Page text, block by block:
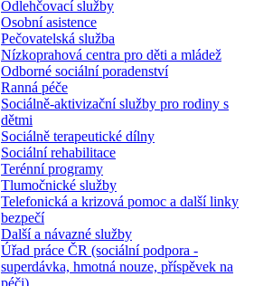
Odlehčovací služby
Osobní asistence
Pečovatelská služba
Nízkoprahová centra pro děti a mládež
Odborné sociální poradenství
Ranná péče
Sociálně-aktivizační služby pro rodiny s
dětmi
Sociálně terapeutické dílny
Sociální rehabilitace
Terénní programy
Tlumočnické služby
Telefonická a krizová pomoc a další linky
bezpečí
Další a návazné služby
Úřad práce ČR (sociální podpora -
superdávka, hmotná nouze, příspěvek na
péči)